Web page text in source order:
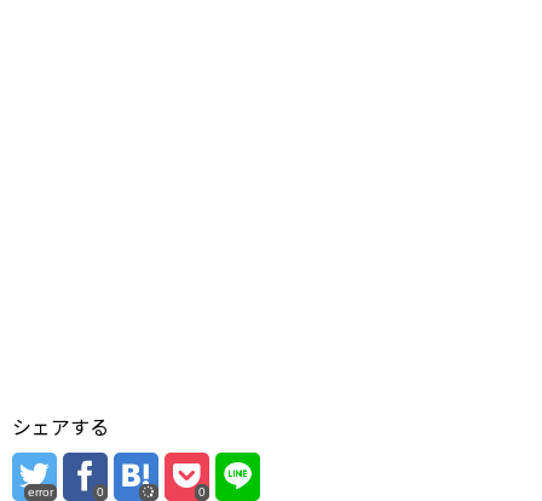
シェアする
error 0 0